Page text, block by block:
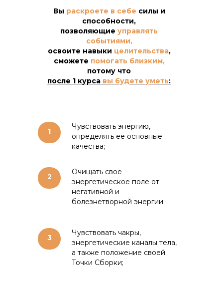
Вы раскроете в себе силы и
способности,
позволяющие управлять
событиями,
освоите навыки целительства,
сможете помогать близким,
потому что
после 1 курса вы будете уметь:
Чувствовать энергию,
определять ее основные
качества;
1
Очищать свое
энергетическое поле от
негативной и
болезнетворной энергии;
2
Чувствовать чакры,
энергетические каналы тела,
а также положение своей
Точки Сборки;
3